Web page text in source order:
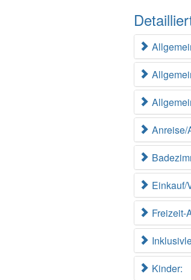
Anreise/
Einkauf/
Freizeit-
Kinder: